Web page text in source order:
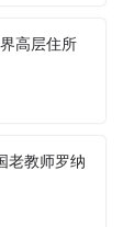
高层住所
老教师罗纳